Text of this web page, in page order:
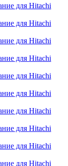
для Hitachi
для Hitachi
для Hitachi
для Hitachi
для Hitachi
для Hitachi
для Hitachi
для Hitachi
для Hitachi
для Hitachi